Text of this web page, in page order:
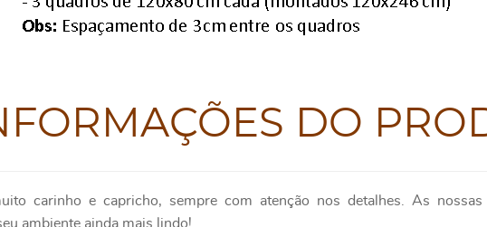
DO
carinho e capricho, sempre com atenção nos detalhes. As
ambiente ainda mais lindo!